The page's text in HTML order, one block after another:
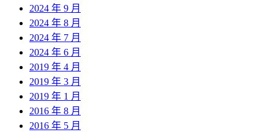
2024 年 9 月
2024 年 8 月
2024 年 7 月
2024 年 6 月
2019 年 4 月
2019 年 3 月
2019 年 1 月
2016 年 8 月
2016 年 5 月